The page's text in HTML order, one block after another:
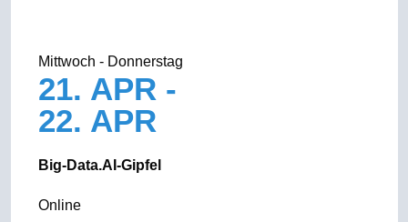
Mittwoch - Donnerstag
21. APR -
22. APR
Big-Data.AI-Gipfel
Online